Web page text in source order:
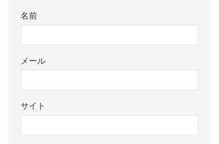
名前
メール
サイト